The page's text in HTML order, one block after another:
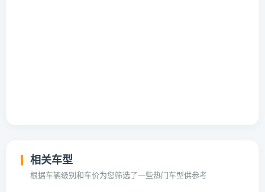
相关车型
根据车辆级别和车价为您筛选了一些热门车型供参考